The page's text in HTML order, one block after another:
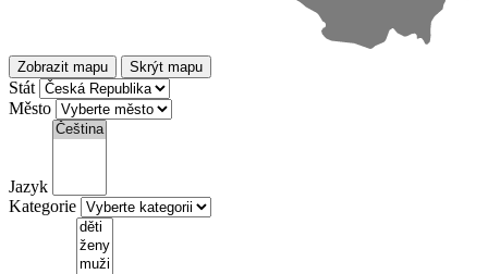
Zobrazit mapu Skrýt mapu
Stát
Město
Jazyk
Kategorie